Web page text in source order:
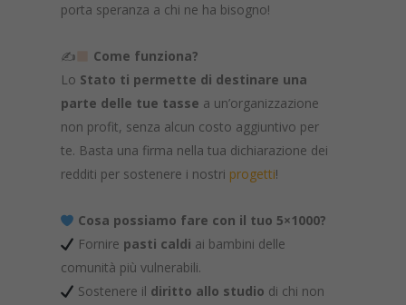
porta speranza a chi ne ha bisogno!
✍
Come funziona?
Lo Stato ti permette di destinare una
parte delle tue tasse a un’organizzazione
non profit, senza alcun costo aggiuntivo per
te. Basta una firma nella tua dichiarazione dei
redditi per sostenere i nostri progetti!
Cosa possiamo fare con il tuo 5×1000?
Fornire pasti caldi ai bambini delle
comunità più vulnerabili.
Sostenere il diritto allo studio di chi non